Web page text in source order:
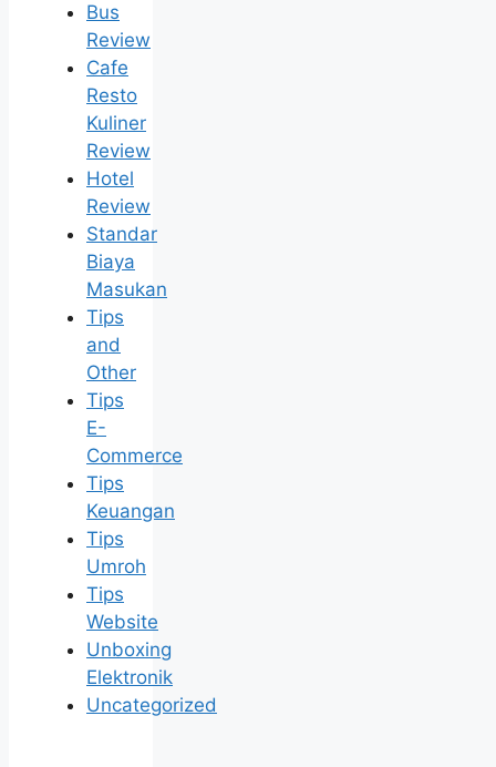
Bus
Review
Cafe
Resto
Kuliner
Review
Hotel
Review
Standar
Biaya
Masukan
Tips
and
Other
Tips
E-
Commerce
Tips
Keuangan
Tips
Umroh
Tips
Website
Unboxing
Elektronik
Uncategorized